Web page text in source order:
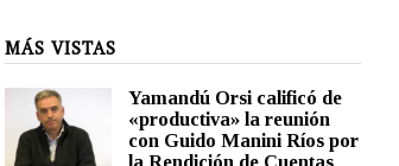
MÁS VISTAS
Yamandú Orsi calificó de
«productiva» la reunión
con Guido Manini Ríos por